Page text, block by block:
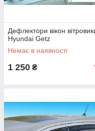
Дефлектори вікон
Hyundai Getz
Немає в наявності
1 250 ₴